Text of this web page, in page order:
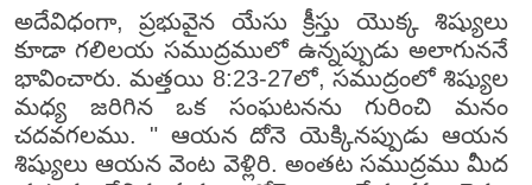
అదేవిధంగా, ప్రభువైన యేసు క్రీస్తు యొక్క శిష్యులు
కూడా గలిలయ సముద్రములో ఉన్నప్పుడు అలాగుననే
భావించారు. మత్తయి 8:23-27లో, సముద్రంలో శిష్యుల
మధ్య జరిగిన ఒక సంఘటనను గురించి మనం
చదవగలము. " ఆయన దోనె యెక్కినప్పుడు ఆయన
శిష్యులు ఆయన వెంట వెళ్లిరి. అంతట సముద్రము మీద